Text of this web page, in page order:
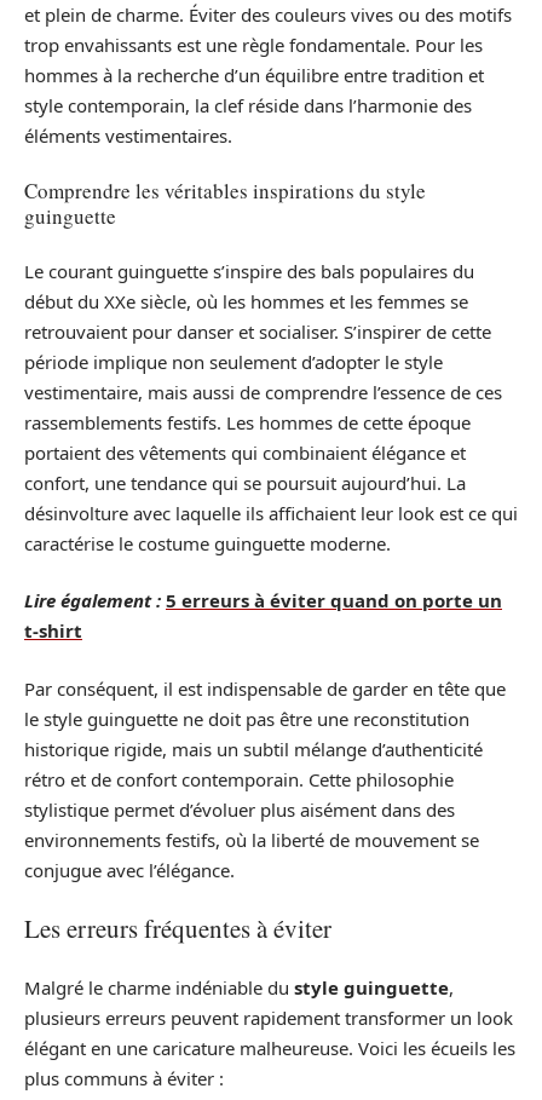
et plein de charme. Éviter des couleurs vives ou des motifs
trop envahissants est une règle fondamentale. Pour les
hommes à la recherche d’un équilibre entre tradition et
style contemporain, la clef réside dans l’harmonie des
éléments vestimentaires.
Comprendre les véritables inspirations du style
guinguette
Le courant guinguette s’inspire des bals populaires du
début du XXe siècle, où les hommes et les femmes se
retrouvaient pour danser et socialiser. S’inspirer de cette
période implique non seulement d’adopter le style
vestimentaire, mais aussi de comprendre l’essence de ces
rassemblements festifs. Les hommes de cette époque
portaient des vêtements qui combinaient élégance et
confort, une tendance qui se poursuit aujourd’hui. La
désinvolture avec laquelle ils affichaient leur look est ce qui
caractérise le costume guinguette moderne.
Lire également : 5 erreurs à éviter quand on porte un
t-shirt
Par conséquent, il est indispensable de garder en tête que
le style guinguette ne doit pas être une reconstitution
historique rigide, mais un subtil mélange d’authenticité
rétro et de confort contemporain. Cette philosophie
stylistique permet d’évoluer plus aisément dans des
environnements festifs, où la liberté de mouvement se
conjugue avec l’élégance.
Les erreurs fréquentes à éviter
Malgré le charme indéniable du style guinguette,
plusieurs erreurs peuvent rapidement transformer un look
élégant en une caricature malheureuse. Voici les écueils les
plus communs à éviter :